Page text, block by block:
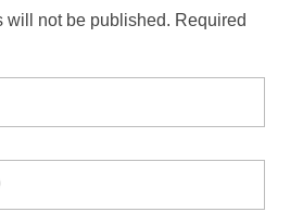
will not be published. Required